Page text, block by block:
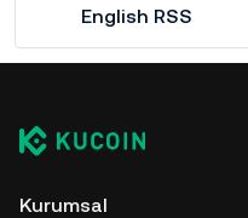
English RSS
Kurumsal